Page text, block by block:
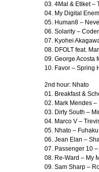
03. 4Mal & Etiket –
04. My Digital
05. Human8 –
06. Solarity –
07. Kyohei
08. DFOLT feat.
09. George Acosta
10. Favor – Spring
2nd hour: Nhato
01. Breakfast &
02. Mark Mendes –
03. Dirty South –
04. Marco V –
05. Nhato –
06. Jean Elan –
07. Passenger 10
08. Re-Ward – My
09. Sam Sharp –